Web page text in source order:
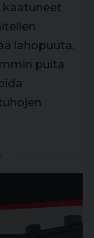
kaatuneet
lahopuuta.
puita